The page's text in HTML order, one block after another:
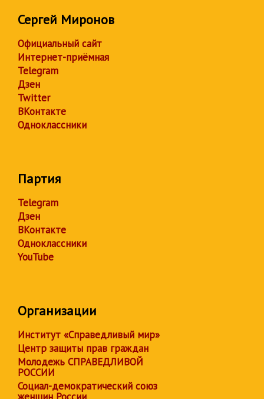
Сергей Миронов
Официальный сайт
Интернет-приёмная
Telegram
Дзен
Twitter
ВКонтакте
Одноклассники
Партия
Telegram
Дзен
ВКонтакте
Одноклассники
YouTube
Организации
Институт «Справедливый мир»
Центр защиты прав граждан
Молодежь СПРАВЕДЛИВОЙ
РОССИИ
Социал-демократический союз